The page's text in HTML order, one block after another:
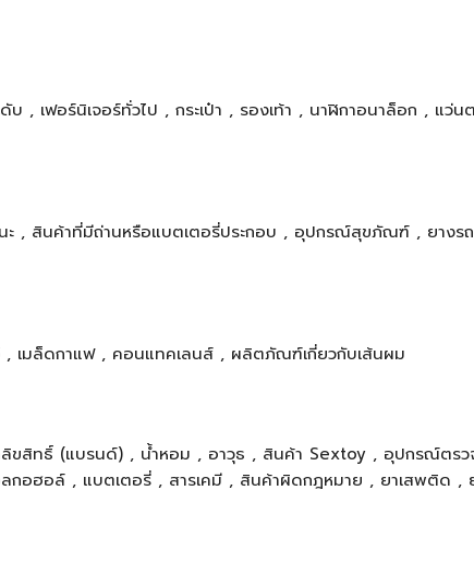
, เฟอร์นิเจอร์ทั่วไป , กระเป๋า , รองเท้า , นาฬิกาอนาล็อก , แว่น
, สินค้าที่มีถ่านหรือแบตเตอรี่ประกอบ , อุปกรณ์สุขภัณฑ์ , ยางร
, เมล็ดกาแฟ , คอนแทคเลนส์ , ผลิตภัณฑ์เกี่ยวกับเส้นผม
ขสิทธิ์ (แบรนด์) , น้ำหอม , อาวุธ , สินค้า Sextoy , อุปกรณ์ตรว
อฮอล์ , แบตเตอรี่ , สารเคมี , สินค้าผิดกฎหมาย , ยาเสพติด ,